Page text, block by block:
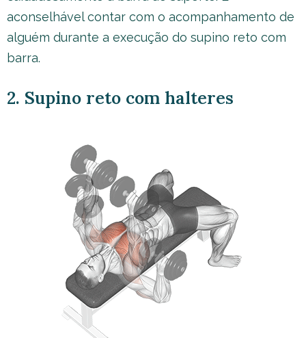
aconselhável contar com o acompanhamento de
alguém durante a execução do supino reto com
barra.
2. Supino reto com halteres